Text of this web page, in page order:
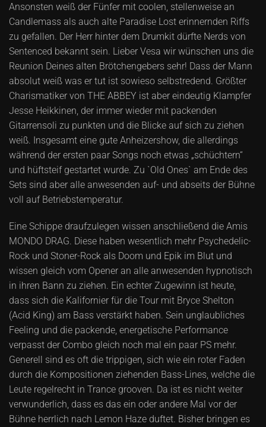
Ansonsten weiß der Fünfer mit coolen, stellenweise an
Candlemass als auch alte Paradise Lost erinnernden Riffs
zu gefallen. Der Herr hinter dem Drumkit dürfte Nerds von
Sentenced bekannt sein. Lieber Vesa wir wünschen uns die
Reunion Deines alten Brötchengebers sehr! Dass der Mann
absolut weiß was er tut ist sowieso selbstredend. Größter
Charismatiker von THE ABBEY ist aber eindeutig Klampfer
Jesse Heikkinen, der immer wieder mit packenden
Gitarrensoli zu punkten und die Blicke auf sich zu ziehen
weiß. Insgesamt eine gute Anheizershow, die allerdings
während der ersten paar Songs noch etwas „schüchtern“
und hüftsteif gestartet wurde. Zu `Old Ones` am Ende des
Sets sind aber alle anwesenden auf- und abseits der Bühne
voll auf Betriebstemperatur.
Eine Schippe draufzulegen wissen anschließend die Amis
MONDO DRAG. Diese haben wesentlich mehr Psychedelic-
Rock und Stoner-Rock als Doom und Epik im Blut und
wissen gleich vom Opener an alle anwesenden hypnotisch
in ihren Bann zu ziehen. Ein echter Zugewinn ist heute,
dass sich die Kalifornier für die Tour mit Bryce Shelton
(Acid King) am Bass verstärkt haben. Sein unglaubliches
Feeling und die packende, energetische Performance
verpasst der Combo gleich noch mal ein paar PS mehr.
Generell sind es oft die trippigen, sich wie ein roter Faden
durch die Kompositionen ziehenden Bass-Lines, welche die
Leute regelrecht in Trance grooven. Da ist es nicht weiter
verwunderlich, dass es das ein oder andere Mal vor der
Bühne herrlich nach Lemon Haze duftet. Bisher bringen es